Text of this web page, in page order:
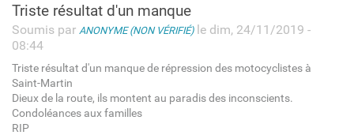
Triste résultat d'un manque
Soumis par ANONYME (NON VÉRIFIÉ)le dim, 24/11/2019 -
08:44
Triste résultat d'un manque de répression des motocyclistes à
Saint-Martin
Dieux de la route, ils montent au paradis des inconscients.
Condoléances aux familles
RIP